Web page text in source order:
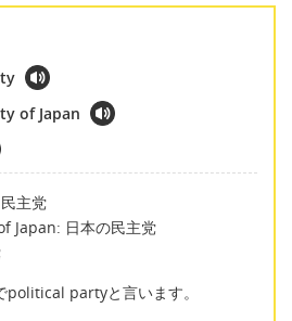
of Japan
主党
Japan: 日本の民主党
political partyと言います。